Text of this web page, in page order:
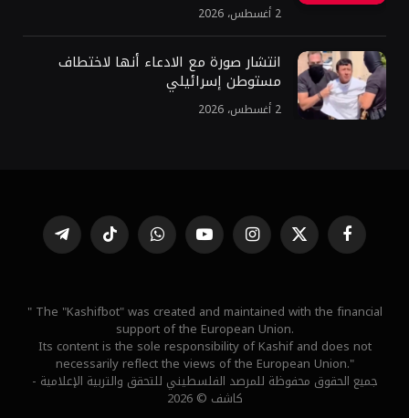
2 أغسطس، 2026
انتشار صورة مع الادعاء أنها لاختطاف
مستوطن إسرائيلي
2 أغسطس، 2026
فيسبوك X
(Twitter)
الانستغراميوتيوب واتساب تيكتوك تيلقرام
" The "Kashifbot" was created and maintained with the financial
support of the European Union.
Its content is the sole responsibility of Kashif and does not
necessarily reflect the views of the European Union."
جميع الحقوق محفوظة للمرصد الفلسطيني للتحقق والتربية الإعلامية -
كاشف © 2026